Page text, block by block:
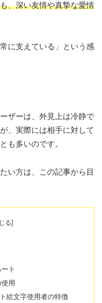
、深い友情や真摯な愛情
に支えている」という感
ザーは、外見上は冷静で
、実際には相手に対して
も多いのです。
い方は、この記事から目
ト
用
絵文字使用者の特徴